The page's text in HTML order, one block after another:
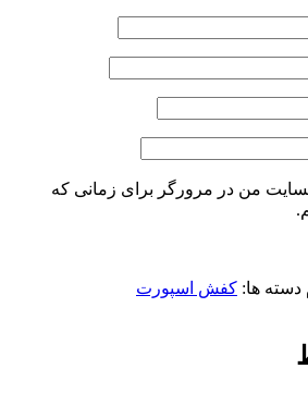
من در مرورگر برای زمانی که
دسته ها: کفش اسپورت